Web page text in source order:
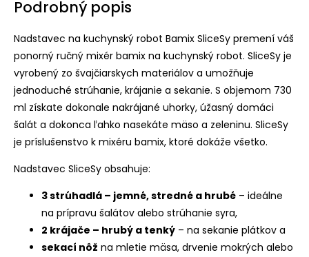
Podrobný popis
Nadstavec na kuchynský robot Bamix SliceSy premení váš
ponorný ručný mixér bamix na kuchynský robot. SliceSy je
vyrobený zo švajčiarskych materiálov a umožňuje
jednoduché strúhanie, krájanie a sekanie. S objemom 730
ml získate dokonale nakrájané uhorky, úžasný domáci
šalát a dokonca ľahko nasekáte mäso a zeleninu. SliceSy
je príslušenstvo k mixéru bamix, ktoré dokáže všetko.
Nadstavec SliceSy obsahuje:
3 strúhadlá – jemné, stredné a hrubé – ideálne
na prípravu šalátov alebo strúhanie syra,
2 krájače – hrubý a tenký – na sekanie plátkov a
sekací nôž na mletie mäsa, drvenie mokrých alebo